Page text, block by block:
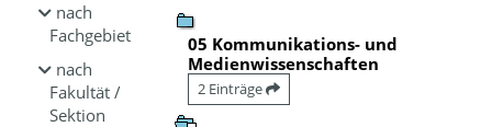
nach
Fachgebiet
nach
Fakultät /
Sektion
05 Kommunikations- und
Medienwissenschaften
2 Einträge